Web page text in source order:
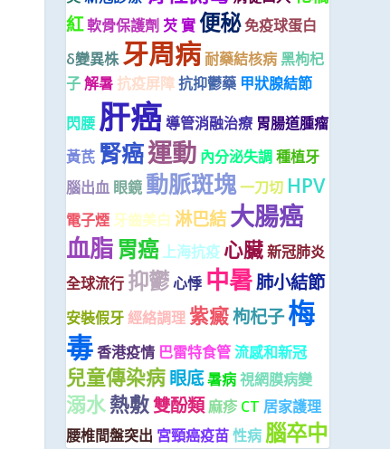
紅軟骨保護劑 芡 實 便秘免疫球蛋白
δ變異株 牙周病耐藥結核病 黑枸杞
子解暑 抗疫屏障抗抑鬱藥 甲狀腺結節
閃腰 肝癌導管消融治療 胃腸道腫瘤
黃芪 腎癌運動 內分泌失調種植牙
腦出血 眼鏡 動脈斑塊一刀切 HPV
電子煙 牙齒美白 淋巴結大腸癌
血脂 胃癌 上海抗疫 心臟新冠肺炎
全球流行 抑鬱心悸 中暑肺小結節
安裝假牙 經絡調理 紫癜枸杞子梅
毒香港疫情 巴雷特食管流感和新冠
兒童傳染病眼底暑病視網膜病變
溺水熱敷雙酚類麻疹 CT 居家護理
腰椎間盤突出 宮頸癌疫苗性病 腦卒中